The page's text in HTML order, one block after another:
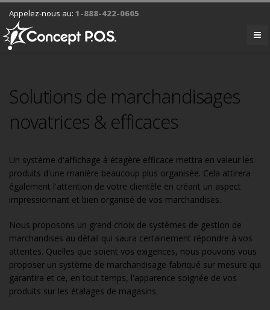
Appelez-nous au: 1-888-422-0605
Solutions de marchandisages
novatrices & efficaces
Un système d'affichage à étagère efficace mettra en valeur les
produits d'une manière beaucoup plus organisée. Cela attirera
également l'attention de votre clientèle en créant un aspect
impressionnant et bien organisé de vos marchandises.
Nous proposons un grand choix de systèmes de gestion de
marchandises au détail qui saura certainement répondre à vos
attentes. Quelles que soient vos exigences, nous pouvons vous
proposer un système de marchandisage fabriqué sur mesure qui
garantira et ce, en tout temps, l'apparence soignée de vos
produits sur les étalages de magasins.